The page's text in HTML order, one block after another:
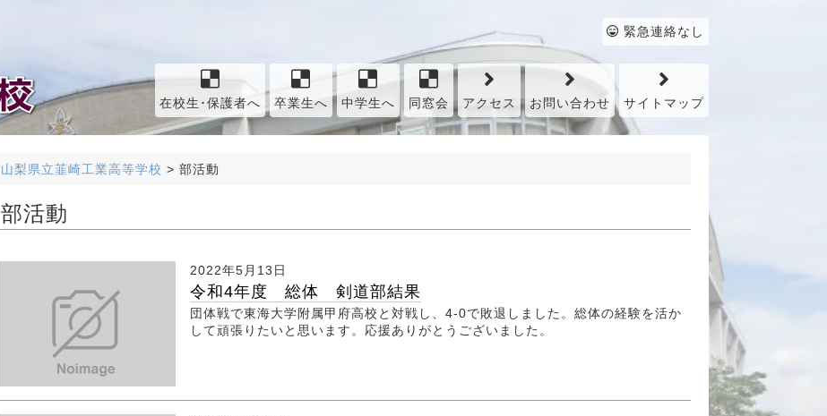
緊急連絡なし
在校生･保護者へ 卒業生へ 中学生へ 同窓会 アクセス お問い合わせ サイトマップ
山梨県立韮崎工業高等学校 > 部活動
部活動
2022年5月13日
令和4年度 総体 剣道部結果
団体戦で東海大学附属甲府高校と対戦し、4-0で敗退しました。総体の経験を活か
して頑張りたいと思います。応援ありがとうございました。